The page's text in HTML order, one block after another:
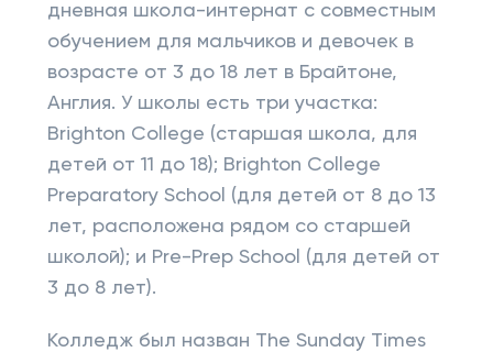
дневная школа-интернат с совместным
обучением для мальчиков и девочек в
возрасте от 3 до 18 лет в Брайтоне,
Англия. У школы есть три участка:
Brighton College (старшая школа, для
детей от 11 до 18); Brighton College
Preparatory School (для детей от 8 до 13
лет, расположена рядом со старшей
школой); и Pre-Prep School (для детей от
3 до 8 лет).
Колледж был назван The Sunday Times